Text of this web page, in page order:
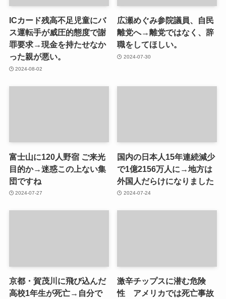
ICカード残高不足児童にバ
ス運転手が威圧的態度で謝
罪要求→現金を持たせなか
った親が悪い。
2024-08-02
広瀬めぐみ参院議員、自民
離党へ→離党ではなく、辞
職をしてほしい。
2024-07-30
富士山に120人野宿 ご来光
目的か→迷惑この上ない集
団ですね
2024-07-27
国内の日本人15年連続減少
で1億2156万人に→地方は
外国人だらけになりました
2024-07-24
京都・賀茂川に飛び込んだ
高校1年生が死亡→自分で
激辛チップスに潜む危険
性 アメリカでは死亡事故